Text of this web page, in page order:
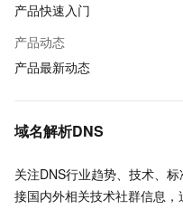
产品快速入门
产品动态
产品最新动态
域名解析DNS
关注DNS行业趋势、技术、
接国内外相关技术社群信息